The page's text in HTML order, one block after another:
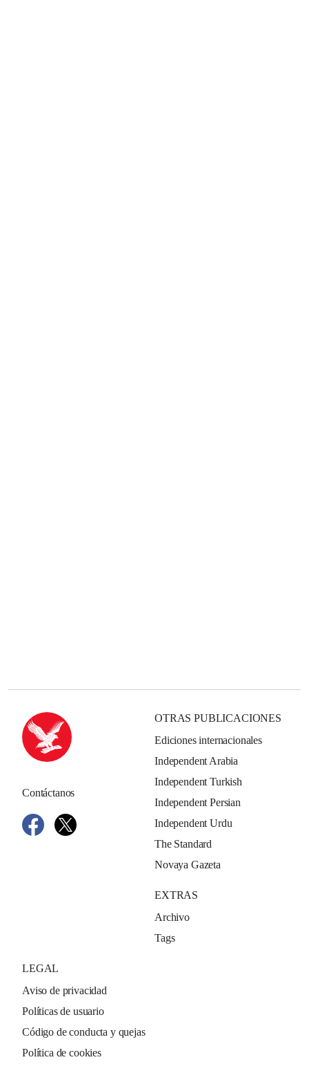
Contáctanos
OTRAS PUBLICACIONES
Ediciones internacionales
Independent Arabia
Independent Turkish
Independent Persian
Independent Urdu
The Standard
Novaya Gazeta
EXTRAS
Archivo
Tags
LEGAL
Aviso de privacidad
Políticas de usuario
Código de conducta y quejas
Política de cookies